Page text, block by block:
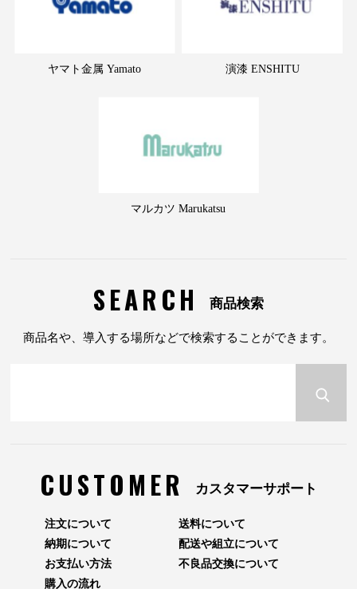
ヤマト金属 Yamato 演漆 ENSHITU
マルカツ Marukatsu
SEARCH 商品検索
商品名や、導入する場所などで検索することができます。
CUSTOMER カスタマーサポート
注文について
納期について
お支払い方法
送料について
配送や組立について
不良品交換について
購入の流れ